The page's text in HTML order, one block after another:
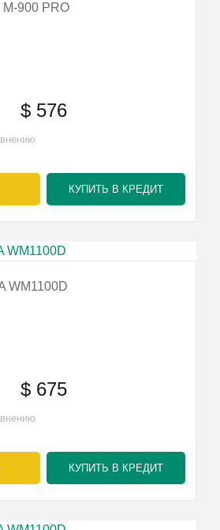
М-900 PRO
$576
КУПИТЬ В КРЕДИТ
WM1100D
$675
КУПИТЬ В КРЕДИТ